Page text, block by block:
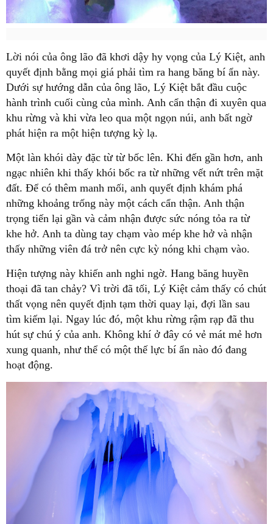
Lời nói của ông lão đã khơi dậy hy vọng của Lý Kiệt, anh
quyết định bằng mọi giá phải tìm ra hang băng bí ẩn này.
Dưới sự hướng dẫn của ông lão, Lý Kiệt bắt đầu cuộc
hành trình cuối cùng của mình. Anh cẩn thận đi xuyên qua
khu rừng và khi vừa leo qua một ngọn núi, anh bất ngờ
phát hiện ra một hiện tượng kỳ lạ.
Một làn khói dày đặc từ từ bốc lên. Khi đến gần hơn, anh
ngạc nhiên khi thấy khói bốc ra từ những vết nứt trên mặt
đất. Để có thêm manh mối, anh quyết định khám phá
những khoảng trống này một cách cẩn thận. Anh thận
trọng tiến lại gần và cảm nhận được sức nóng tỏa ra từ
khe hở. Anh ta dùng tay chạm vào mép khe hở và nhận
thấy những viên đá trở nên cực kỳ nóng khi chạm vào.
Hiện tượng này khiến anh nghi ngờ. Hang băng huyền
thoại đã tan chảy? Vì trời đã tối, Lý Kiệt cảm thấy có chút
thất vọng nên quyết định tạm thời quay lại, đợi lần sau
tìm kiếm lại. Ngay lúc đó, một khu rừng rậm rạp đã thu
hút sự chú ý của anh. Không khí ở đây có vẻ mát mẻ hơn
xung quanh, như thể có một thế lực bí ẩn nào đó đang
hoạt động.